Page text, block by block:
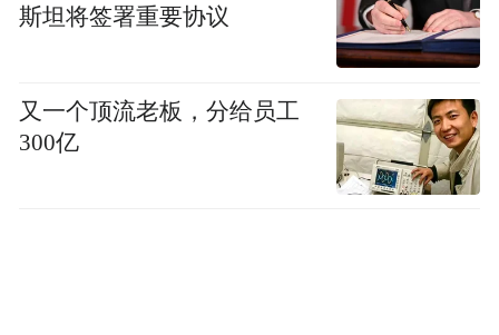
斯坦将签署重要协议
又一个顶流老板，分给员工
300亿